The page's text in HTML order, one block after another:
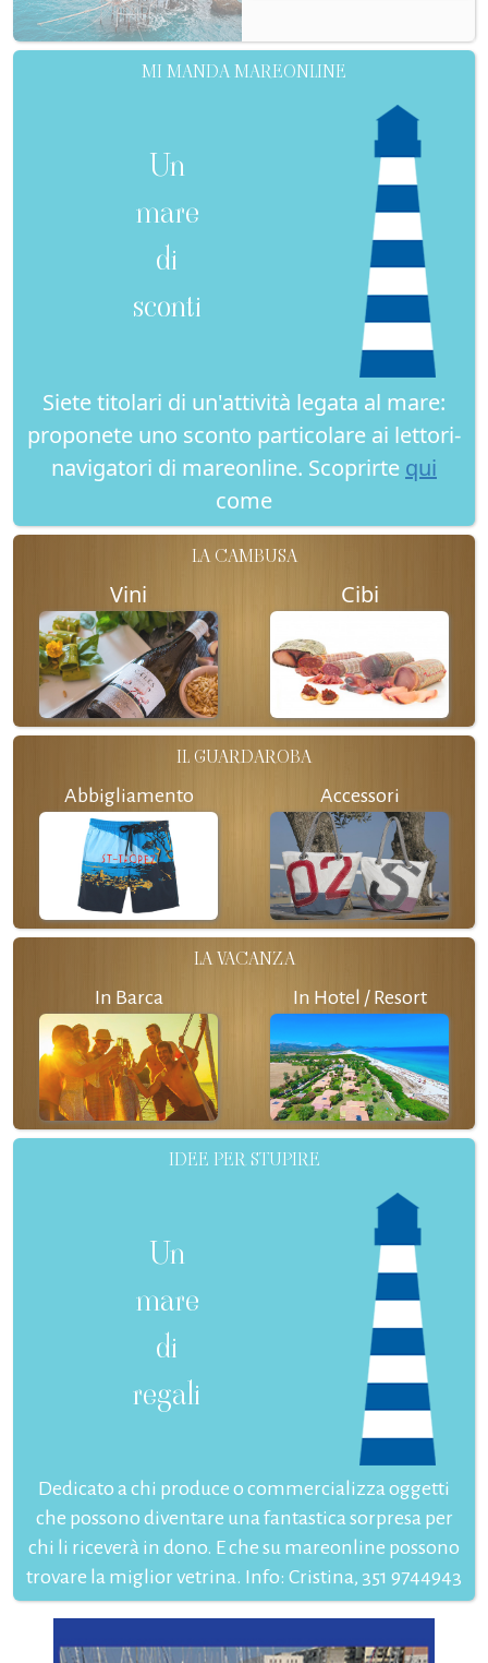
MI MANDA MAREONLINE
Un
mare
di
sconti
Siete titolari di un'attività legata al mare:
proponete uno sconto particolare ai lettori-
navigatori di mareonline. Scoprirte qui
come
LA CAMBUSA
Vini Cibi
IL GUARDAROBA
Abbigliamento Accessori
LA VACANZA
In Barca In Hotel / Resort
IDEE PER STUPIRE
Un
mare
di
regali
Dedicato a chi produce o commercializza oggetti
che possono diventare una fantastica sorpresa per
chi li riceverà in dono. E che su mareonline possono
trovare la miglior vetrina. Info: Cristina, 351 9744943